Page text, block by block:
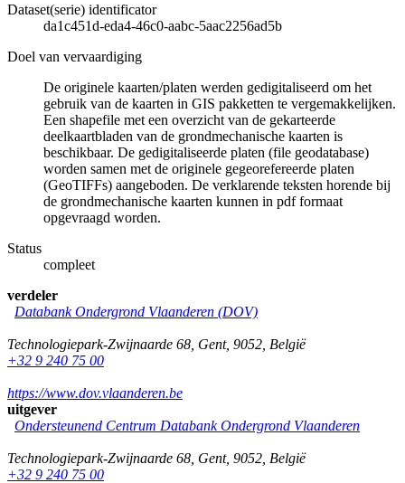
Dataset(serie) identificator
da1c451d-eda4-46c0-aabc-5aac2256ad5b
Doel van vervaardiging
De originele kaarten/platen werden gedigitaliseerd om het
gebruik van de kaarten in GIS pakketten te vergemakkelijken.
Een shapefile met een overzicht van de gekarteerde
deelkaartbladen van de grondmechanische kaarten is
beschikbaar. De gedigitaliseerde platen (file geodatabase)
worden samen met de originele gegeorefereerde platen
(GeoTIFFs) aangeboden. De verklarende teksten horende bij
de grondmechanische kaarten kunnen in pdf formaat
opgevraagd worden.
Status
compleet
verdeler
Databank Ondergrond Vlaanderen (DOV)
Technologiepark-Zwijnaarde 68 Gent, 9052 België
+32 9 240 75 00
https://www.dov.vlaanderen.be
uitgever
Ondersteunend Centrum Databank Ondergrond Vlaanderen
Technologiepark-Zwijnaarde 68 Gent, 9052 België
+32 9 240 75 00